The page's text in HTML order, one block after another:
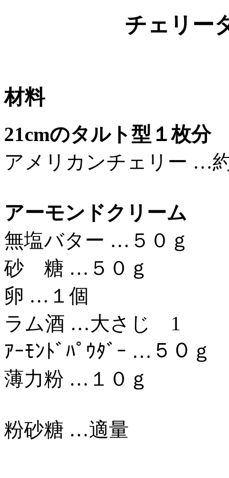
チェリー
材料
21cmのタルト型１枚分
アメリカンチェリー …
アーモンドクリーム
無塩バター …５０ｇ
砂 糖 …５０ｇ
卵 …１個
ラム酒 …大さじ 1
ｱｰﾓﾝﾄﾞﾊﾟｳﾀﾞｰ …５０ｇ
薄力粉 …１０ｇ
粉砂糖 …適量